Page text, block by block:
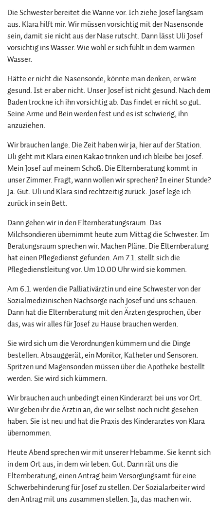
Die Schwester bereitet die Wanne vor. Ich ziehe Josef langsam
aus. Klara hilft mir. Wir müssen vorsichtig mit der Nasensonde
sein, damit sie nicht aus der Nase rutscht. Dann lässt Uli Josef
vorsichtig ins Wasser. Wie wohl er sich fühlt in dem warmen
Wasser.
Hätte er nicht die Nasensonde, könnte man denken, er wäre
gesund. Ist er aber nicht. Unser Josef ist nicht gesund. Nach dem
Baden trockne ich ihn vorsichtig ab. Das findet er nicht so gut.
Seine Arme und Bein werden fest und es ist schwierig, ihn
anzuziehen.
Wir brauchen lange. Die Zeit haben wir ja, hier auf der Station.
Uli geht mit Klara einen Kakao trinken und ich bleibe bei Josef.
Mein Josef auf meinem Schoß. Die Elternberatung kommt in
unser Zimmer. Fragt, wann wollen wir sprechen? In einer Stunde?
Ja. Gut. Uli und Klara sind rechtzeitig zurück. Josef lege ich
zurück in sein Bett.
Dann gehen wir in den Elternberatungsraum. Das
Milchsondieren übernimmt heute zum Mittag die Schwester. Im
Beratungsraum sprechen wir. Machen Pläne. Die Elternberatung
hat einen Pflegedienst gefunden. Am 7.1. stellt sich die
Pflegedienstleitung vor. Um 10.00 Uhr wird sie kommen.
Am 6.1. werden die Palliativärztin und eine Schwester von der
Sozialmedizinischen Nachsorge nach Josef und uns schauen.
Dann hat die Elternberatung mit den Ärzten gesprochen, über
das, was wir alles für Josef zu Hause brauchen werden.
Sie wird sich um die Verordnungen kümmern und die Dinge
bestellen. Absauggerät, ein Monitor, Katheter und Sensoren.
Spritzen und Magensonden müssen über die Apotheke bestellt
werden. Sie wird sich kümmern.
Wir brauchen auch unbedingt einen Kinderarzt bei uns vor Ort.
Wir geben ihr die Ärztin an, die wir selbst noch nicht gesehen
haben. Sie ist neu und hat die Praxis des Kinderarztes von Klara
übernommen.
Heute Abend sprechen wir mit unserer Hebamme. Sie kennt sich
in dem Ort aus, in dem wir leben. Gut. Dann rät uns die
Elternberatung, einen Antrag beim Versorgungsamt für eine
Schwerbehinderung für Josef zu stellen. Der Sozialarbeiter wird
den Antrag mit uns zusammen stellen. Ja, das machen wir.